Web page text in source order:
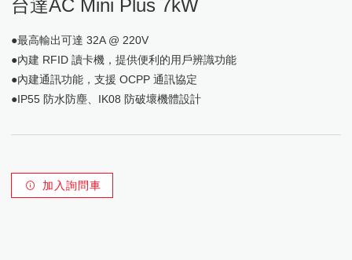
台達太陽能變流器 H5E_220
台達太陽能變流器M20A_220
台達太陽能變流器M30A_230
台達太陽能變流器M70A_263
台達太陽能變流器M100_210
台達太陽能變流器M100A_283
台達太陽能變流器DP60C-GD-10
台達PV Gateway
支架
屋頂型 夾型固定件
屋頂型 h型固定件
屋頂型 G型固定件
落地架
電力併網設備
DC直流箱
日照溫度錶箱
策略夥伴台達儲能系統DELTerra C
台達儲能解決方案
小型儲能
移動式獨立型充電箱
充放電控制器
獨立型變流器
太陽能複合電力系統
家用型儲能系統
台達AC Mini Plus 7kW
台達AC MAX 7kW、11kW、21kW
台達DC Wallbox 50kW
台達DC City Charger 100kW
台達DC City Charger 200kW
台達High Power Charger 350kW
台達電動車EMS管理
充電柱立柱
DC充電樁立柱 EV Pole
AC充電樁立柱 EV Pole
充電樁儲值計費系統充電樁儲值計費系統-計度式
充電樁合作夥伴Powerwall 家用儲能
維修服務
系統工程實績
儲能工程實績
聯絡我們
台達AC Mini Plus 7kW
●最高輸出可達 32A @ 220V
●內建 RFID 讀卡機，提供便利的用戶辨識功能
●內建通訊功能，支援 OCPP 通訊協定
●IP55 防水防塵、IK08 防破壞機體設計
加入詢問車